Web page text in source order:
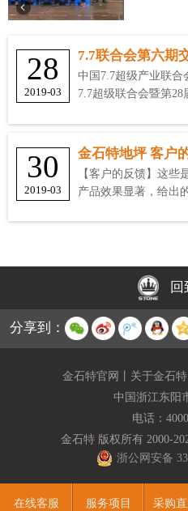
28
2019-03
7.7联合会第六期
中国7.7超级产业联合
7.7超级联合会暨第28
30
2019-03
金石特地坪 客户
【客户的反馈】这些
产品效果显著，给出
回
分享到：
金石特官网 关于金石特
中国浙江东阳
电话：
金石特 版权所有 2000-
浙公网安备
在线客服 服务项目 采购